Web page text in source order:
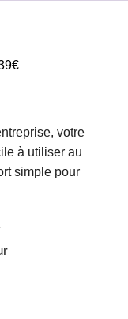
votre
à utiliser au
simple pour